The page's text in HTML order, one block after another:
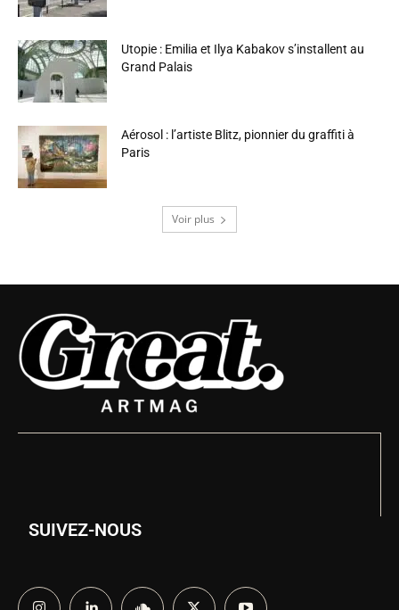
Utopie : Emilia et Ilya Kabakov s’installent au
Grand Palais
Aérosol : l’artiste Blitz, pionnier du graffiti à
Paris
Voir plus
SUIVEZ-NOUS